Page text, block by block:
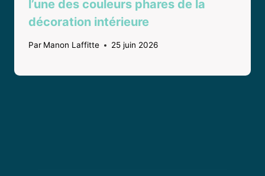
l’une des couleurs phares de la
décoration intérieure
Par Manon Laffitte 25 juin 2026